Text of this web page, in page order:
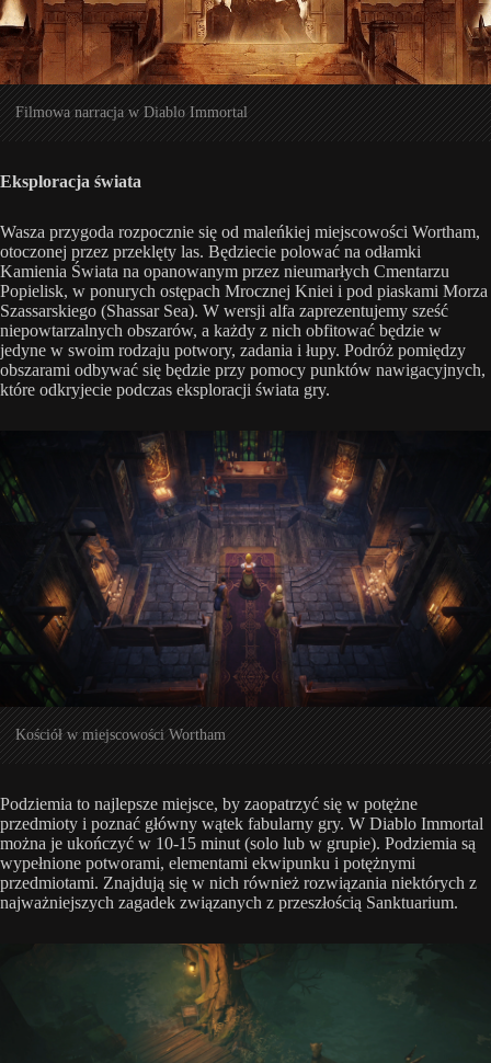
Filmowa narracja w Diablo Immortal
Eksploracja świata
Wasza przygoda rozpocznie się od maleńkiej miejscowości Wortham,
otoczonej przez przeklęty las. Będziecie polować na odłamki
Kamienia Świata na opanowanym przez nieumarłych Cmentarzu
Popielisk, w ponurych ostępach Mrocznej Kniei i pod piaskami Morza
Szassarskiego (Shassar Sea). W wersji alfa zaprezentujemy sześć
niepowtarzalnych obszarów, a każdy z nich obfitować będzie w
jedyne w swoim rodzaju potwory, zadania i łupy. Podróż pomiędzy
obszarami odbywać się będzie przy pomocy punktów nawigacyjnych,
które odkryjecie podczas eksploracji świata gry.
Kościół w miejscowości Wortham
Podziemia to najlepsze miejsce, by zaopatrzyć się w potężne
przedmioty i poznać główny wątek fabularny gry. W Diablo Immortal
można je ukończyć w 10-15 minut (solo lub w grupie). Podziemia są
wypełnione potworami, elementami ekwipunku i potężnymi
przedmiotami. Znajdują się w nich również rozwiązania niektórych z
najważniejszych zagadek związanych z przeszłością Sanktuarium.